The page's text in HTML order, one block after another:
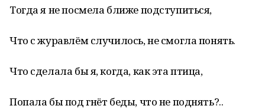
Тогда я не посмела ближе подступиться,
Что с журавлём случилось, не смогла понять.
Что сделала бы я, когда, как эта птица,
Попала бы под гнёт беды, что не поднять?..